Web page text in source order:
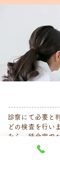
診察にて必要と
どの検査を行い
たら、待合室で
ばれましたらお